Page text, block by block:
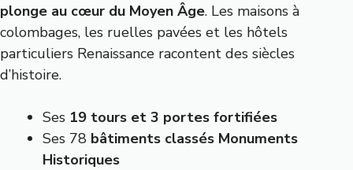
plonge au cœur du Moyen Âge. Les maisons à
colombages, les ruelles pavées et les hôtels
particuliers Renaissance racontent des siècles
d’histoire.
Ses 19 tours et 3 portes fortifiées
Ses 78 bâtiments classés Monuments
Historiques